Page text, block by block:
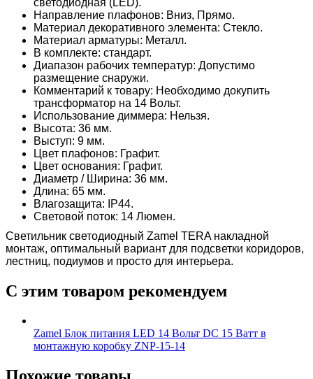
Направление плафонов: Вниз, Прямо.
Материал декоративного элемента: Стекло.
Материал арматуры: Металл.
В комплекте: стандарт.
Диапазон рабочих температур: Допустимо
размещение снаружи.
Комментарий к товару: Необходимо докупить
трансформатор на 14 Вольт.
Использование диммера: Нельзя.
Высота: 36 мм.
Выступ: 9 мм.
Цвет плафонов: Графит.
Цвет основания: Графит.
Диаметр / Ширина: 36 мм.
Длина: 65 мм.
Влагозащита: IP44.
Световой поток: 14 Люмен.
Светильник светодиодный Zamel TERA накладной
монтаж, оптимальный вариант для подсветки коридоров,
лестниц, подиумов и просто для интерьера.
С этим товаром рекомендуем
Zamel Блок питания LED 14 Вольт DC 15 Ватт в
монтажную коробку ZNP-15-14
Похожие товары